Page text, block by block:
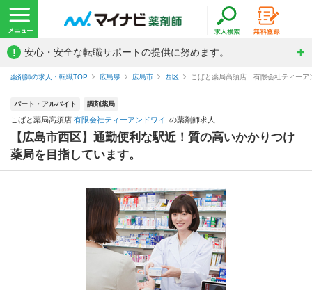
! 安心・安全な転職サポートの提供に努めます。
薬剤師の求人・転職TOP 広島県 広島市 西区 こばと薬局高須店 有限会社ティーア
パート・アルバイト 調剤薬局
こばと薬局高須店 有限会社ティーアンドワイ の薬剤師求人
【広島市西区】通勤便利な駅近！質の高いかかりつけ
薬局を目指しています。